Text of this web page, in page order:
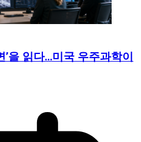
을 읽다…미국 우주과학이